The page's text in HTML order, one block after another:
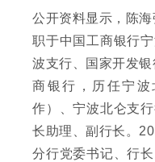
公开资料显示，陈
职于中国工商银行
波支行、国家开发
商银行，历任宁
作）、宁波北仑支
长助理、副行长。
分行党委书记、行